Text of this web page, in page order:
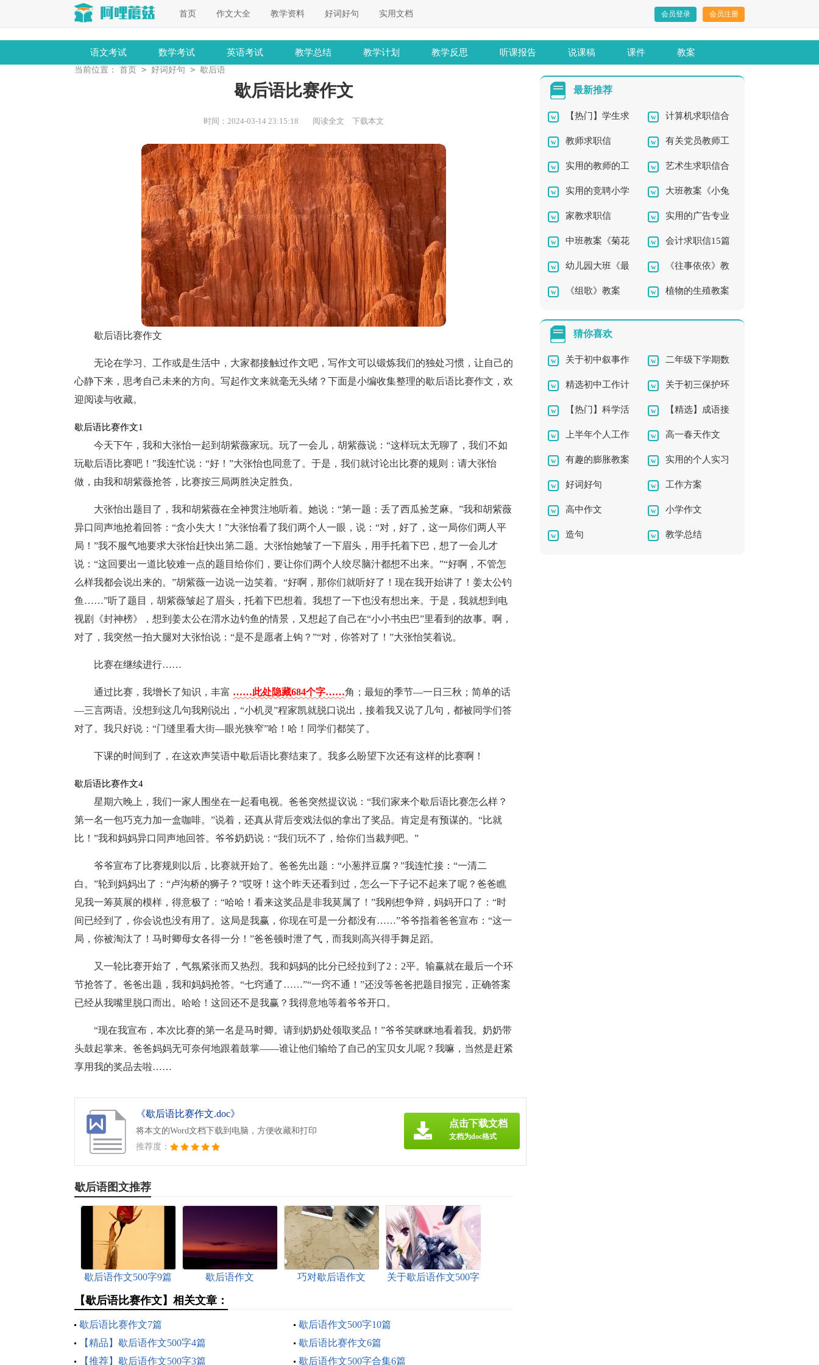
首页 作文大全 教学资料 好词好句 实用文档 会员登录 会员注册
语文考试 数学考试 英语考试 教学总结 教学计划 教学反思 听课报告 说课稿 课件 教案
当前位置： 首页 > 好词好句 > 歇后语
歇后语比赛作文
时间：2024-03-14 23:15:18 阅读全文 下载本文
歇后语比赛作文
无论在学习、工作或是生活中，大家都接触过作文吧，写作文可以锻炼我们的独处习惯，让自己的
心静下来，思考自己未来的方向。写起作文来就毫无头绪？下面是小编收集整理的歇后语比赛作文，欢
迎阅读与收藏。
歇后语比赛作文1
今天下午，我和大张怡一起到胡紫薇家玩。玩了一会儿，胡紫薇说：“这样玩太无聊了，我们不如
玩歇后语比赛吧！”我连忙说：“好！”大张怡也同意了。于是，我们就讨论出比赛的规则：请大张怡
做，由我和胡紫薇抢答，比赛按三局两胜决定胜负。
大张怡出题目了，我和胡紫薇在全神贯注地听着。她说：“第一题：丢了西瓜捡芝麻。”我和胡紫薇
异口同声地抢着回答：“贪小失大！”大张怡看了我们两个人一眼，说：“对，好了，这一局你们两人平
局！”我不服气地要求大张怡赶快出第二题。大张怡她皱了一下眉头，用手托着下巴，想了一会儿才
说：“这回要出一道比较难一点的题目给你们，要让你们两个人绞尽脑汁都想不出来。”“好啊，不管怎
么样我都会说出来的。”胡紫薇一边说一边笑着。“好啊，那你们就听好了！现在我开始讲了！姜太公钓
鱼……”听了题目，胡紫薇皱起了眉头，托着下巴想着。我想了一下也没有想出来。于是，我就想到电
视剧《封神榜》，想到姜太公在渭水边钓鱼的情景，又想起了自己在“小小书虫巴”里看到的故事。啊，
对了，我突然一拍大腿对大张怡说：“是不是愿者上钩？”“对，你答对了！”大张怡笑着说。
比赛在继续进行……
通过比赛，我增长了知识，丰富 ……此处隐藏684个字……角；最短的季节—一日三秋；简单的话
—三言两语。没想到这几句我刚说出，“小机灵”程家凯就脱口说出，接着我又说了几句，都被同学们答
对了。我只好说：“门缝里看大街—眼光狭窄”哈！哈！同学们都笑了。
下课的时间到了，在这欢声笑语中歇后语比赛结束了。我多么盼望下次还有这样的比赛啊！
歇后语比赛作文4
星期六晚上，我们一家人围坐在一起看电视。爸爸突然提议说：“我们家来个歇后语比赛怎么样？
第一名一包巧克力加一盒咖啡。”说着，还真从背后变戏法似的拿出了奖品。肯定是有预谋的。“比就
比！”我和妈妈异口同声地回答。爷爷奶奶说：“我们玩不了，给你们当裁判吧。”
爷爷宣布了比赛规则以后，比赛就开始了。爸爸先出题：“小葱拌豆腐？”我连忙接：“一清二
白。”轮到妈妈出了：“卢沟桥的狮子？”哎呀！这个昨天还看到过，怎么一下子记不起来了呢？爸爸瞧
见我一筹莫展的模样，得意极了：“哈哈！看来这奖品是非我莫属了！”我刚想争辩，妈妈开口了：“时
间已经到了，你会说也没有用了。这局是我赢，你现在可是一分都没有……”爷爷指着爸爸宣布：“这一
局，你被淘汰了！马时卿母女各得一分！”爸爸顿时泄了气，而我则高兴得手舞足蹈。
又一轮比赛开始了，气氛紧张而又热烈。我和妈妈的比分已经拉到了2：2平。输赢就在最后一个环
节抢答了。爸爸出题，我和妈妈抢答。“七窍通了……”“一窍不通！”还没等爸爸把题目报完，正确答案
已经从我嘴里脱口而出。哈哈！这回还不是我赢？我得意地等着爷爷开口。
“现在我宣布，本次比赛的第一名是马时卿。请到奶奶处领取奖品！”爷爷笑眯眯地看着我。奶奶带
头鼓起掌来。爸爸妈妈无可奈何地跟着鼓掌——谁让他们输给了自己的宝贝女儿呢？我嘛，当然是赶紧
享用我的奖品去啦……
《歇后语比赛作文.doc》
将本文的Word文档下载到电脑，方便收藏和打印
推荐度：
点击下载文档
文档为doc格式
歇后语图文推荐
歇后语作文500字9篇 歇后语作文 巧对歇后语作文
关于歇后语作文500字
【歇后语比赛作文】相关文章：
歇后语比赛作文7篇
歇后语作文500字10篇
【精品】歇后语作文500字4篇
歇后语比赛作文6篇
【推荐】歇后语作文500字3篇
歇后语作文500字合集6篇
最新推荐
【热门】学生求
职信三篇
计算机求职信合
集7篇
教师求职信 有关党员教师工
作总结四篇
实用的教师的工
作总结5篇
艺术生求职信合
集8篇
实用的竞聘小学
语文老师的演讲稿三
篇
大班教案《小兔
子开铺子》
家教求职信 实用的广告专业
求职信3篇
中班教案《菊花
朵朵开》
会计求职信15篇
幼儿园大班《最
佳方案》学习教案
《往事依依》教
案
《组歌》教案 植物的生殖教案
猜你喜欢
关于初中叙事作
文400字合集七篇
二年级下学期数
学教学计划汇总8篇
精选初中工作计
划模板汇总8篇
关于初三保护环
境作文集锦六篇
【热门】科学活
动教案汇总9篇
【精选】成语接
龙作文合集八篇
上半年个人工作
总结
高一春天作文
有趣的膨胀教案 实用的个人实习
报告4篇
好词好句 工作方案
高中作文 小学作文
造句 教学总结